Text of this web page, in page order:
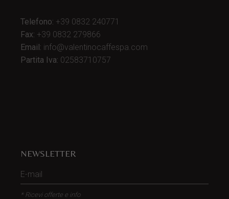
Telefono: +39 0832 240771
Fax: +39 0832 279866
Email: info@valentinocaffespa.com
Partita Iva: 02583710757
NEWSLETTER
* Ricevi offerte e info